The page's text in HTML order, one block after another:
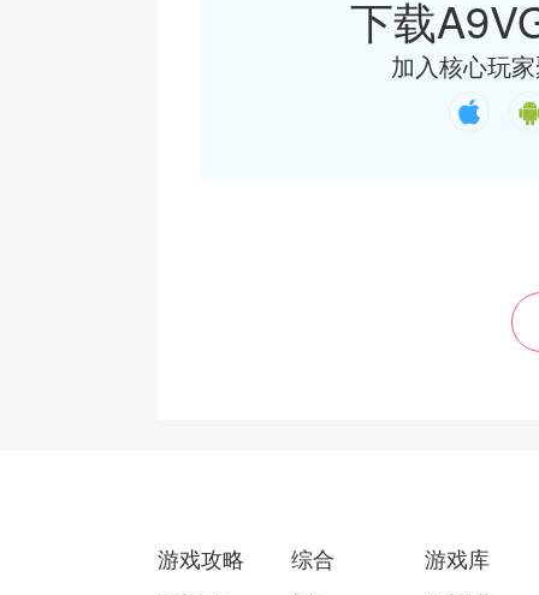
下载
加入核心玩
游戏攻略 综合 游戏库